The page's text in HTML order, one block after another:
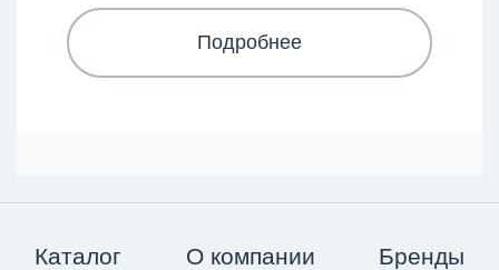
Подробнее
Каталог О компании Бренды